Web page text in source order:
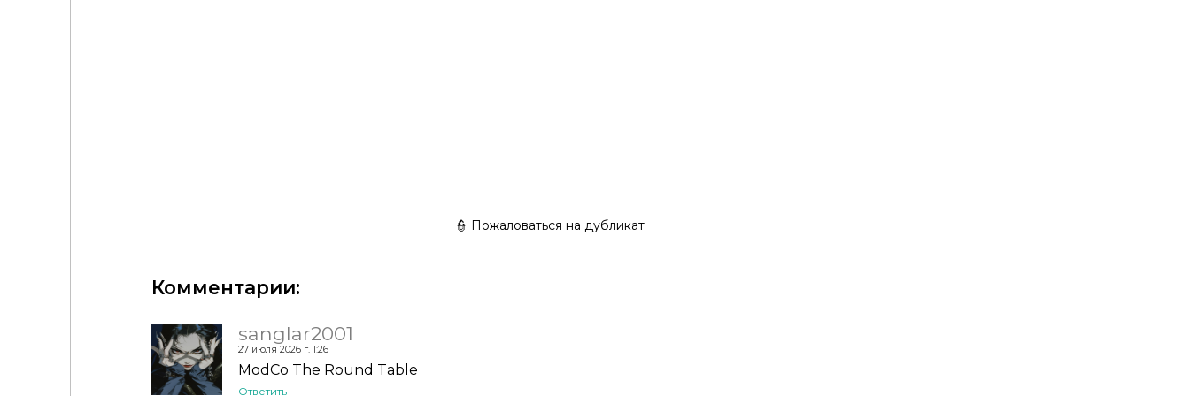
👮 Пожаловаться на дубликат
Комментарии:
sanglar2001
27 июля 2026 г. 1:26
ModCo The Round Table
Ответить